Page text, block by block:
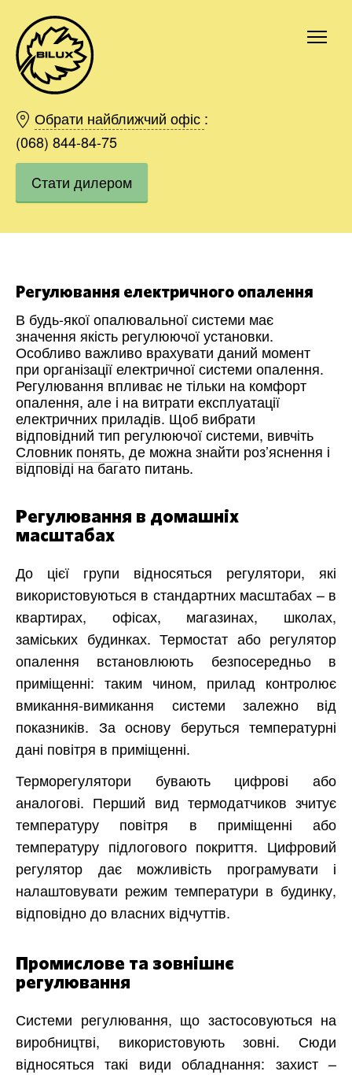
Обрати найближчий офіс :
(068) 844-84-75
Cтати дилером
Регулювання електричного опалення
В будь-якої опалювальної системи має
значення якість регулюючої установки.
Особливо важливо врахувати даний момент
при організації електричної системи опалення.
Регулювання впливає не тільки на комфорт
опалення, але і на витрати експлуатації
електричних приладів. Щоб вибрати
відповідний тип регулюючої системи, вивчіть
Словник понять, де можна знайти роз’яснення і
відповіді на багато питань.
Регулювання в домашніх
масштабах
До цієї групи відносяться регулятори, які
використовуються в стандартних масштабах – в
квартирах, офісах, магазинах, школах,
заміських будинках. Термостат або регулятор
опалення встановлюють безпосередньо в
приміщенні: таким чином, прилад контролює
вмикання-вимикання системи залежно від
показників. За основу беруться температурні
дані повітря в приміщенні.
Терморегулятори бувають цифрові або
аналогові. Перший вид термодатчиков зчитує
температуру повітря в приміщенні або
температуру підлогового покриття. Цифровий
регулятор дає можливість програмувати і
налаштовувати режим температури в будинку,
відповідно до власних відчуттів.
Промислове та зовнішнє
регулювання
Системи регулювання, що застосовуються на
виробництві, використовують зовні. Сюди
відносяться такі види обладнання: захист –
Київ
Харків
Одесса
Дніпро
Івано-Франківськ
Область
Замовити